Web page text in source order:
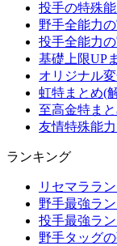
投手の特殊
野手全能力
投手全能力
基礎上限UP
オリジナル
虹特まとめ(
至高金特ま
友情特殊能
ランキング
リセマララ
野手最強ラ
投手最強ラ
野手タッグ